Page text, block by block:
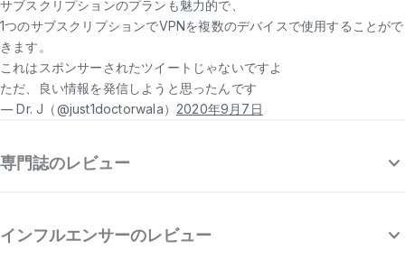
サブスクリプションのプランも魅力的で、
1つのサブスクリプションでVPNを複数のデバイスで使用することがで
きます。
これはスポンサーされたツイートじゃないですよ
ただ、良い情報を発信しようと思ったんです
— Dr. J（@just1doctorwala） 2020年9月7日
専門誌のレビュー
インフルエンサーのレビュー